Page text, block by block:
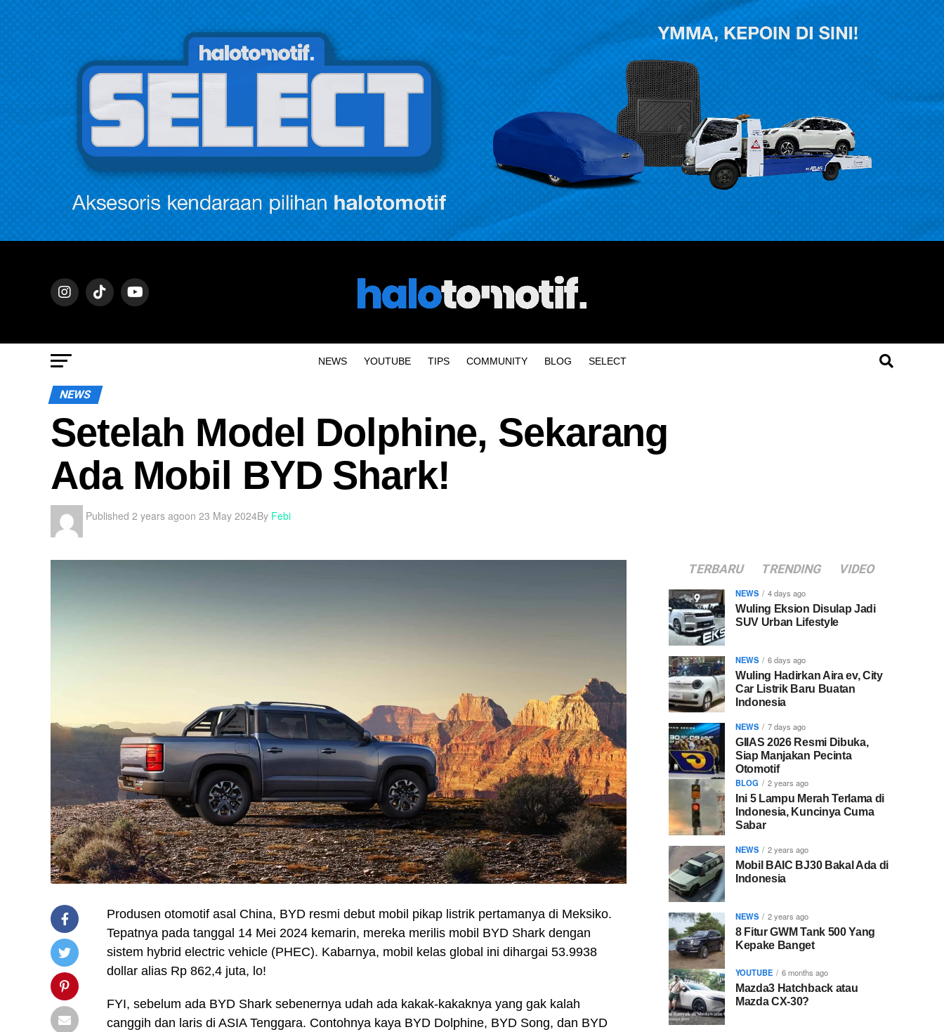
NEWS YOUTUBE TIPS COMMUNITY BLOG SELECT
NEWS
Setelah Model Dolphine, Sekarang
Ada Mobil BYD Shark!
Published 2 years agoon 23 May 2024By Febi
Produsen otomotif asal China, BYD resmi debut mobil pikap listrik pertamanya di Meksiko.
Tepatnya pada tanggal 14 Mei 2024 kemarin, mereka merilis mobil BYD Shark dengan
sistem hybrid electric vehicle (PHEC). Kabarnya, mobil kelas global ini dihargai 53.9938
dollar alias Rp 862,4 juta, lo!
FYI, sebelum ada BYD Shark sebenernya udah ada kakak-kakaknya yang gak kalah
canggih dan laris di ASIA Tenggara. Contohnya kaya BYD Dolphine, BYD Song, dan BYD
TERBARU TRENDING VIDEO
NEWS 4 days ago
Wuling Eksion Disulap Jadi
SUV Urban Lifestyle
NEWS 6 days ago
Wuling Hadirkan Aira ev, City
Car Listrik Baru Buatan
Indonesia
NEWS 7 days ago
GIIAS 2026 Resmi Dibuka,
Siap Manjakan Pecinta
Otomotif
BLOG 2 years ago
Ini 5 Lampu Merah Terlama di
Indonesia, Kuncinya Cuma
Sabar
NEWS 2 years ago
Mobil BAIC BJ30 Bakal Ada di
Indonesia
NEWS 2 years ago
8 Fitur GWM Tank 500 Yang
Kepake Banget
YOUTUBE 6 months ago
Mazda3 Hatchback atau
Mazda CX-30?